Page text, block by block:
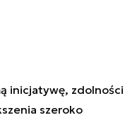
inicjatywę, zdolności
szeroko